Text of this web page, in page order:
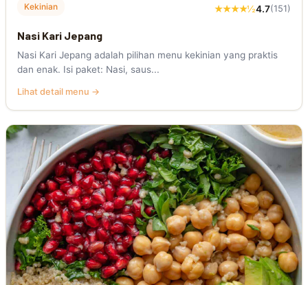
Kekinian ★★★★½4.7(151)
Nasi Kari Jepang
Nasi Kari Jepang adalah pilihan menu kekinian yang praktis
dan enak. Isi paket: Nasi, saus...
Lihat detail menu →